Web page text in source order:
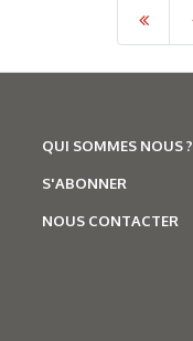
QUI SOMMES NOUS ?
S'ABONNER
NOUS CONTACTER